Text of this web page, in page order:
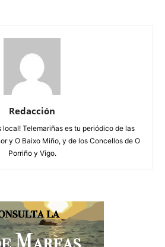
Redacción
local! Telemariñas es tu periódico de las
y O Baixo Miño, y de los Concellos de O
Porriño y Vigo.